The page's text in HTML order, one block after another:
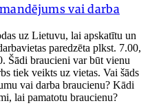
vai darba
uz Lietuvu, lai apskatītu un
paredzēta plkst. 7.00,
Šādi braucieni var būt vienu
tiek veikts uz vietas. Vai šāds
vai darba braucienu? Kādi
lai pamatotu braucienu?